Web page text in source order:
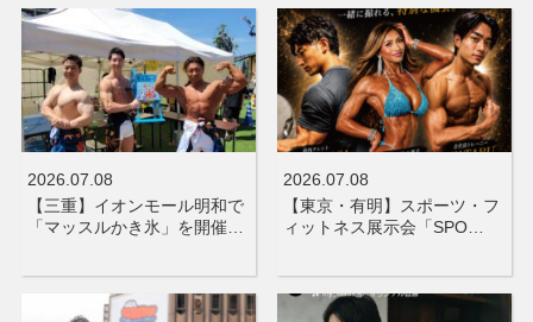
2026.07.08
【三重】イオンモール明和で
「マッスルかき氷」を開催…
2026.07.08
【東京・有明】スポーツ・フ
ィットネス展示会「SPO…